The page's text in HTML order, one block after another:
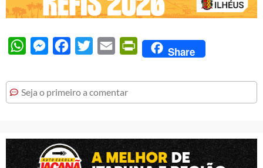
WhatsAppMessengerFacebook
Twitter Email PrintFriendly
Share
Seja o primeiro a comentar